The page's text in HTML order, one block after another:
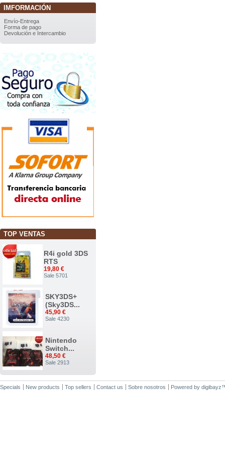
IMFORMACIÓN
Envío-Entrega
Forma de pago
Devolución e Intercambio
TOP VENTAS
R4i gold 3DS
RTS
19,80 €
Sale 5701
SKY3DS+
(Sky3DS...
45,90 €
Sale 4230
Nintendo
Switch...
48,50 €
Sale 2913
Nuevo...
34,00 €
Specials New products Top sellers Contact us Sobre nosotros Powered by digibayz